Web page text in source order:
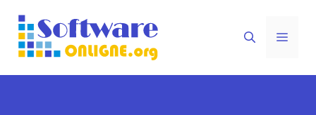
Aller
contenu